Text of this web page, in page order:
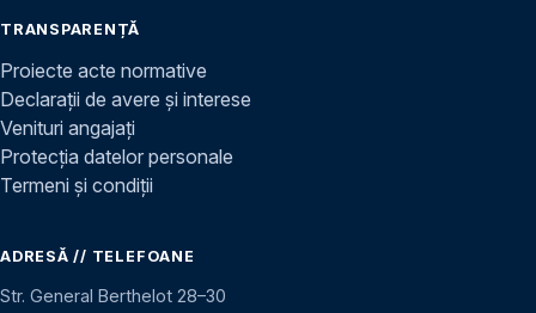
TRANSPARENȚĂ
Proiecte acte normative
Declarații de avere și interese
Venituri angajați
Protecția datelor personale
Termeni și condiții
ADRESĂ // TELEFOANE
Str. General Berthelot 28–30